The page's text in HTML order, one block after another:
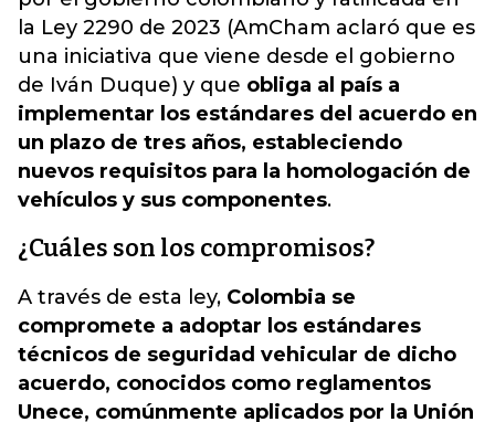
la Ley 2290 de 2023 (AmCham aclaró que es
una iniciativa que viene desde el gobierno
de Iván Duque) y que obliga al país a
implementar los estándares del acuerdo en
un plazo de tres años, estableciendo
nuevos requisitos para la homologación de
vehículos y sus componentes.
¿Cuáles son los compromisos?
A través de esta ley, Colombia se
compromete a adoptar los estándares
técnicos de seguridad vehicular de dicho
acuerdo, conocidos como reglamentos
Unece, comúnmente aplicados por la Unión